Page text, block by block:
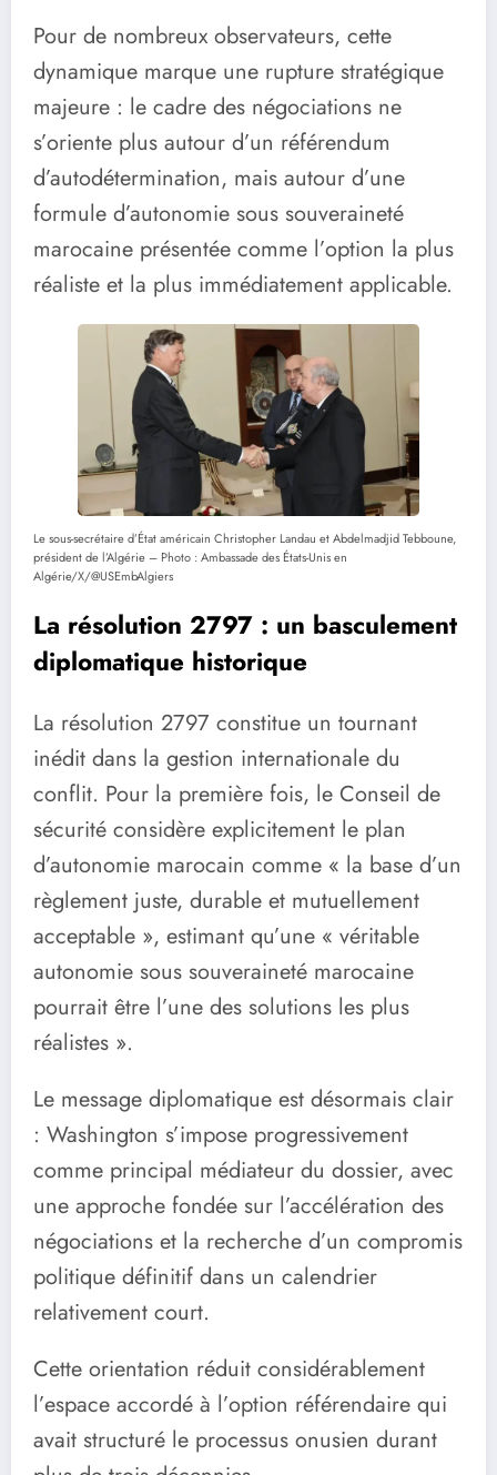
Pour de nombreux observateurs, cette
dynamique marque une rupture stratégique
majeure : le cadre des négociations ne
s’oriente plus autour d’un référendum
d’autodétermination, mais autour d’une
formule d’autonomie sous souveraineté
marocaine présentée comme l’option la plus
réaliste et la plus immédiatement applicable.
Le sous-secrétaire d’État américain Christopher Landau et Abdelmadjid Tebboune,
président de l’Algérie – Photo : Ambassade des États-Unis en
Algérie/X/@USEmbAlgiers
La résolution 2797 : un basculement
diplomatique historique
La résolution 2797 constitue un tournant
inédit dans la gestion internationale du
conflit. Pour la première fois, le Conseil de
sécurité considère explicitement le plan
d’autonomie marocain comme « la base d’un
règlement juste, durable et mutuellement
acceptable », estimant qu’une « véritable
autonomie sous souveraineté marocaine
pourrait être l’une des solutions les plus
réalistes ».
Le message diplomatique est désormais clair
: Washington s’impose progressivement
comme principal médiateur du dossier, avec
une approche fondée sur l’accélération des
négociations et la recherche d’un compromis
politique définitif dans un calendrier
relativement court.
Cette orientation réduit considérablement
l’espace accordé à l’option référendaire qui
avait structuré le processus onusien durant